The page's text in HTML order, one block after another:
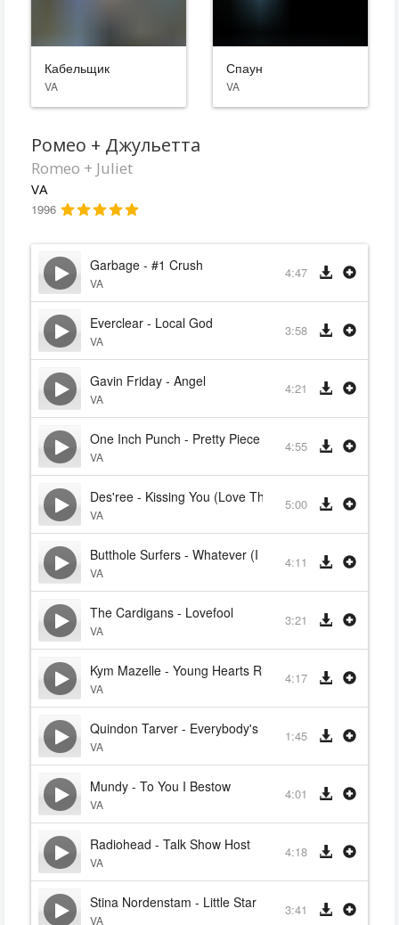
Кабельщик
VA
Спаун
VA
Ромео + Джульетта
Romeo + Juliet
VA
1996
Garbage - #1 Crush
VA
4:47
Everclear - Local God
VA
3:58
Gavin Friday - Angel
VA
4:21
One Inch Punch - Pretty Piece Of Flesh
VA
4:55
Des'ree - Kissing You (Love Theme From Romeo +
VA
5:00
Butthole Surfers - Whatever (I Had A Dream)
VA
4:11
The Cardigans - Lovefool
VA
3:21
Kym Mazelle - Young Hearts Run Free
VA
4:17
Quindon Tarver - Everybody's Free
VA
1:45
Mundy - To You I Bestow
VA
4:01
Radiohead - Talk Show Host
VA
4:18
Stina Nordenstam - Little Star
VA
3:41